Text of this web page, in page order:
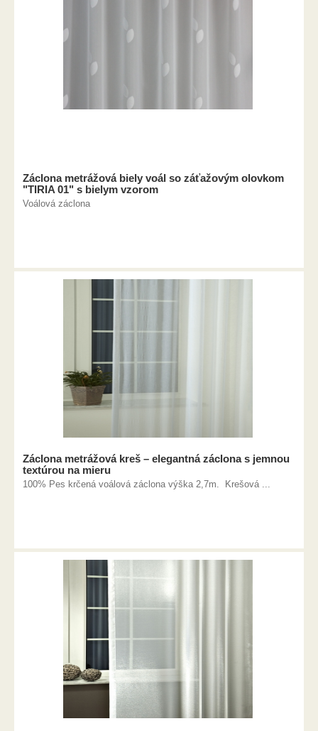
Záclona metrážová biely voál so záťažovým olovkom
"TIRIA 01" s bielym vzorom
Voálová záclona
Záclona metrážová kreš – elegantná záclona s jemnou
textúrou na mieru
100% Pes krčená voálová záclona výška 2,7m. Krešová ...